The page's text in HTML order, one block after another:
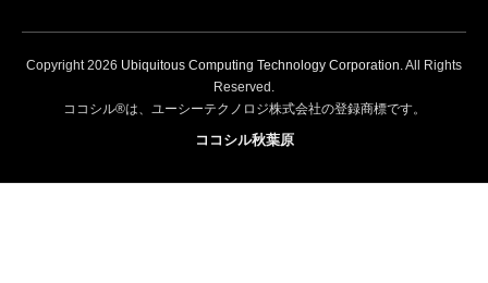
Copyright2026 Ubiquitous Computing Technology Corporation. All Rights
Reserved.
ココシル®は、ユーシーテクノロジ株式会社の登録商標です。
ココシル秋葉原